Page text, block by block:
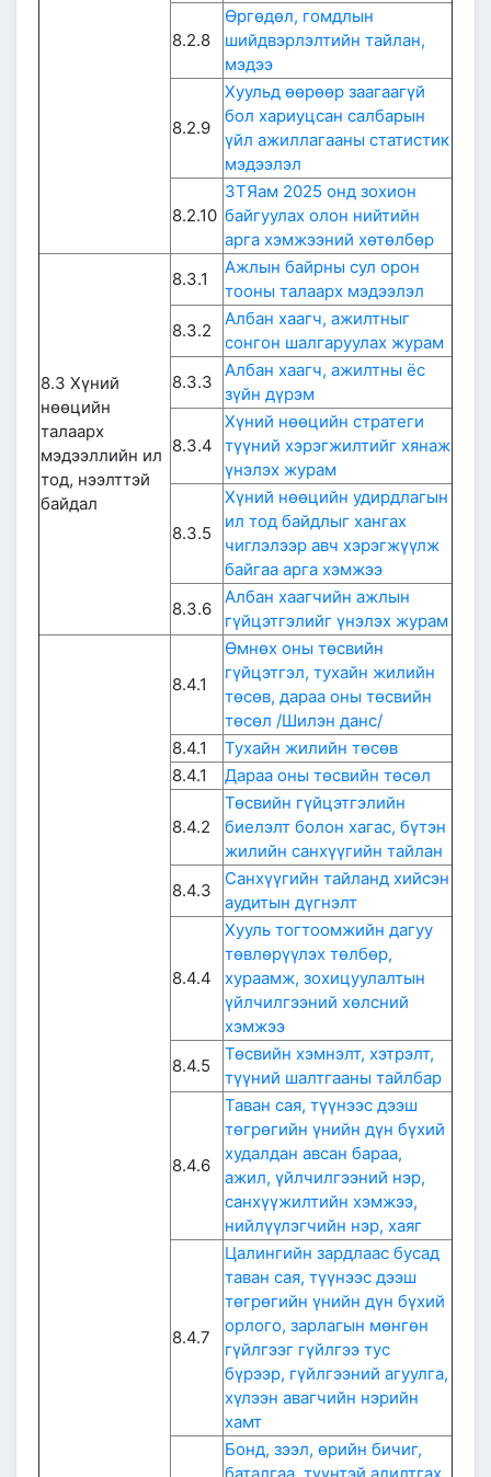
8.2.8
Өргөдөл, гомдлын
шийдвэрлэлтийн тайлан,
мэдээ
8.2.9
Хуульд өөрөөр заагаагүй
бол хариуцсан салбарын
үйл ажиллагааны статистик
мэдээлэл
8.2.10
ЗТЯам 2025 онд зохион
байгуулах олон нийтийн
арга хэмжээний хөтөлбөр
8.3 Хүний
нөөцийн
талаарх
мэдээллийн ил
тод, нээлттэй
байдал
8.3.1
Ажлын байрны сул орон
тооны талаарх мэдээлэл
8.3.2
Албан хаагч, ажилтныг
сонгон шалгаруулах журам
8.3.3
Албан хаагч, ажилтны ёс
зүйн дүрэм
8.3.4
Хүний нөөцийн стратеги
түүний хэрэгжилтийг хянаж
үнэлэх журам
8.3.5
Хүний нөөцийн удирдлагын
ил тод байдлыг хангах
чиглэлээр авч хэрэгжүүлж
байгаа арга хэмжээ
8.3.6
Албан хаагчийн ажлын
гүйцэтгэлийг үнэлэх журам
8.4.1
Өмнөх оны төсвийн
гүйцэтгэл, тухайн жилийн
төсөв, дараа оны төсвийн
төсөл /Шилэн данс/
8.4.1
Тухайн жилийн төсөв
8.4.1
Дараа оны төсвийн төсөл
8.4.2
Төсвийн гүйцэтгэлийн
биелэлт болон хагас, бүтэн
жилийн санхүүгийн тайлан
8.4.3
Санхүүгийн тайланд хийсэн
аудитын дүгнэлт
8.4.4
Хууль тогтоомжийн дагуу
төвлөрүүлэх төлбөр,
хураамж, зохицуулалтын
үйлчилгээний хөлсний
хэмжээ
8.4.5
Төсвийн хэмнэлт, хэтрэлт,
түүний шалтгааны тайлбар
8.4.6
Таван сая, түүнээс дээш
төгрөгийн үнийн дүн бүхий
худалдан авсан бараа,
ажил, үйлчилгээний нэр,
санхүүжилтийн хэмжээ,
нийлүүлэгчийн нэр, хаяг
8.4.7
Цалингийн зардлаас бусад
таван сая, түүнээс дээш
төгрөгийн үнийн дүн бүхий
орлого, зарлагын мөнгөн
гүйлгээг гүйлгээ тус
бүрээр, гүйлгээний агуулга,
хүлээн авагчийн нэрийн
хамт
Бонд, зээл, өрийн бичиг,